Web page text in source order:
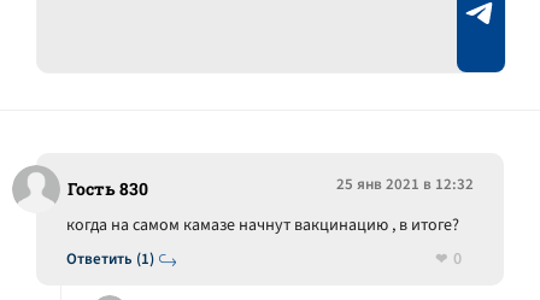
Гость 830 25 янв 2021 в 12:32
Ответить (1)
когда на самом камазе начнут вакцинацию , в итоге?
0